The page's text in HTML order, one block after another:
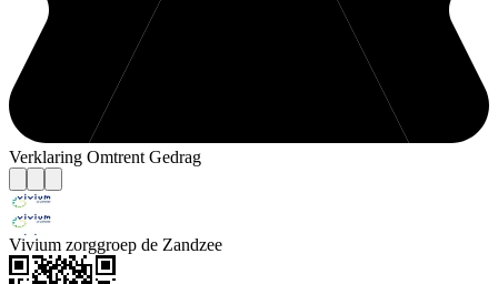
Verklaring Omtrent Gedrag
Vivium zorggroep de Zandzee